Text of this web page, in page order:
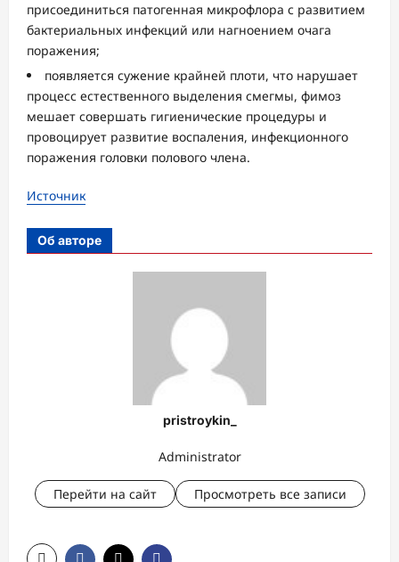
присоединиться патогенная микрофлора с развитием
бактериальных инфекций или нагноением очага
поражения;
появляется сужение крайней плоти, что нарушает
процесс естественного выделения смегмы, фимоз
мешает совершать гигиенические процедуры и
провоцирует развитие воспаления, инфекционного
поражения головки полового члена.
Источник
Об авторе
pristroykin_
Administrator
Перейти на сайт Просмотреть все записи